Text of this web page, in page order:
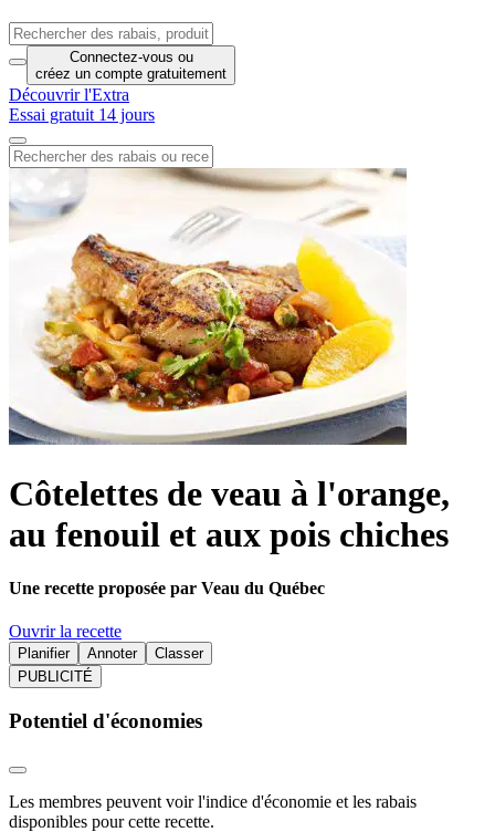
Connectez-vous ou
créez un compte gratuitement
Découvrir l'Extra
Essai gratuit 14 jours
Côtelettes de veau à l'orange,
au fenouil et aux pois chiches
Une recette proposée par Veau du Québec
Ouvrir la recette
Planifier Annoter
Classer
PUBLICITÉ
Potentiel d'économies
Les membres peuvent voir l'indice d'économie et les rabais
disponibles pour cette recette.